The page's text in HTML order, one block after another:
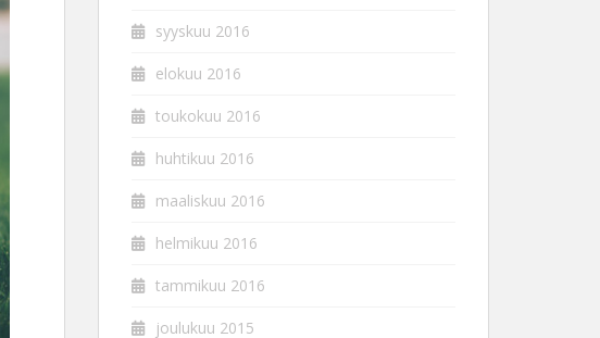
syyskuu 2016
elokuu 2016
toukokuu 2016
huhtikuu 2016
maaliskuu 2016
helmikuu 2016
tammikuu 2016
joulukuu 2015